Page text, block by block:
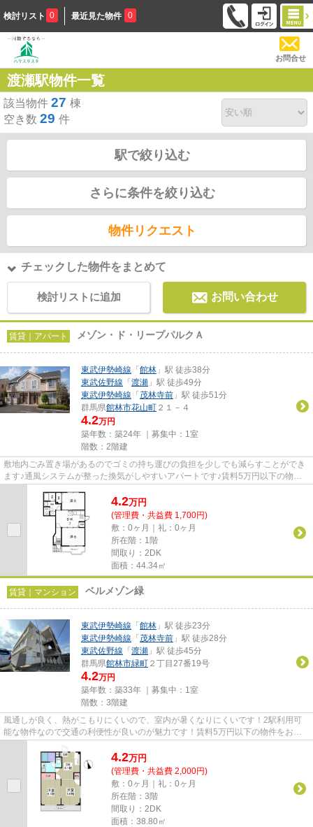
検討リスト 0 最近見た物件 0
お問合せ
渡瀬駅物件一覧
該当物件 27 棟
空き数 29 件
駅で絞り込む
さらに条件を絞り込む
物件リクエスト
チェックした物件をまとめて
検討リストに追加 お問い合わせ
賃貸｜アパート メゾン・ド・リープパルクＡ
東武伊勢崎線 「 館林 」駅 徒歩38分
東武佐野線 「 渡瀬 」駅 徒歩49分
東武伊勢崎線 「 茂林寺前 」駅 徒歩51分
群馬県館林市花山町 ２１－４
4.2万円
築年数：築24年 ｜募集中： 1室
階数：2階建
敷地内ごみ置き場があるのでゴミの持ち運びの負担を少しでも減らすことができ
ます♪通風システムが整った換気がしやすいアパートです♪賃料5万円以下の物件
4.2万円
(管理費・共益費 1,700円)
敷：0ヶ月｜礼：0ヶ月
所在階：1階
間取り：2DK
面積：44.34㎡
賃貸｜マンション ベルメゾン緑
東武伊勢崎線 「 館林 」駅 徒歩23分
東武伊勢崎線 「 茂林寺前 」駅 徒歩28分
東武佐野線 「 渡瀬 」駅 徒歩45分
群馬県館林市緑町 ２丁目27番19号
4.2万円
築年数：築33年 ｜募集中： 1室
階数：3階建
風通しが良く、熱がこもりにくいので、室内が暑くなりにくいです！2駅利用可
能な物件なので交通の利便性が良いのが魅力です！賃料5万円以下の物件をお探
しのお客様におすすめです！当...
4.2万円
(管理費・共益費 2,000円)
敷：0ヶ月｜礼：0ヶ月
所在階：3階
間取り：2DK
面積：38.80㎡